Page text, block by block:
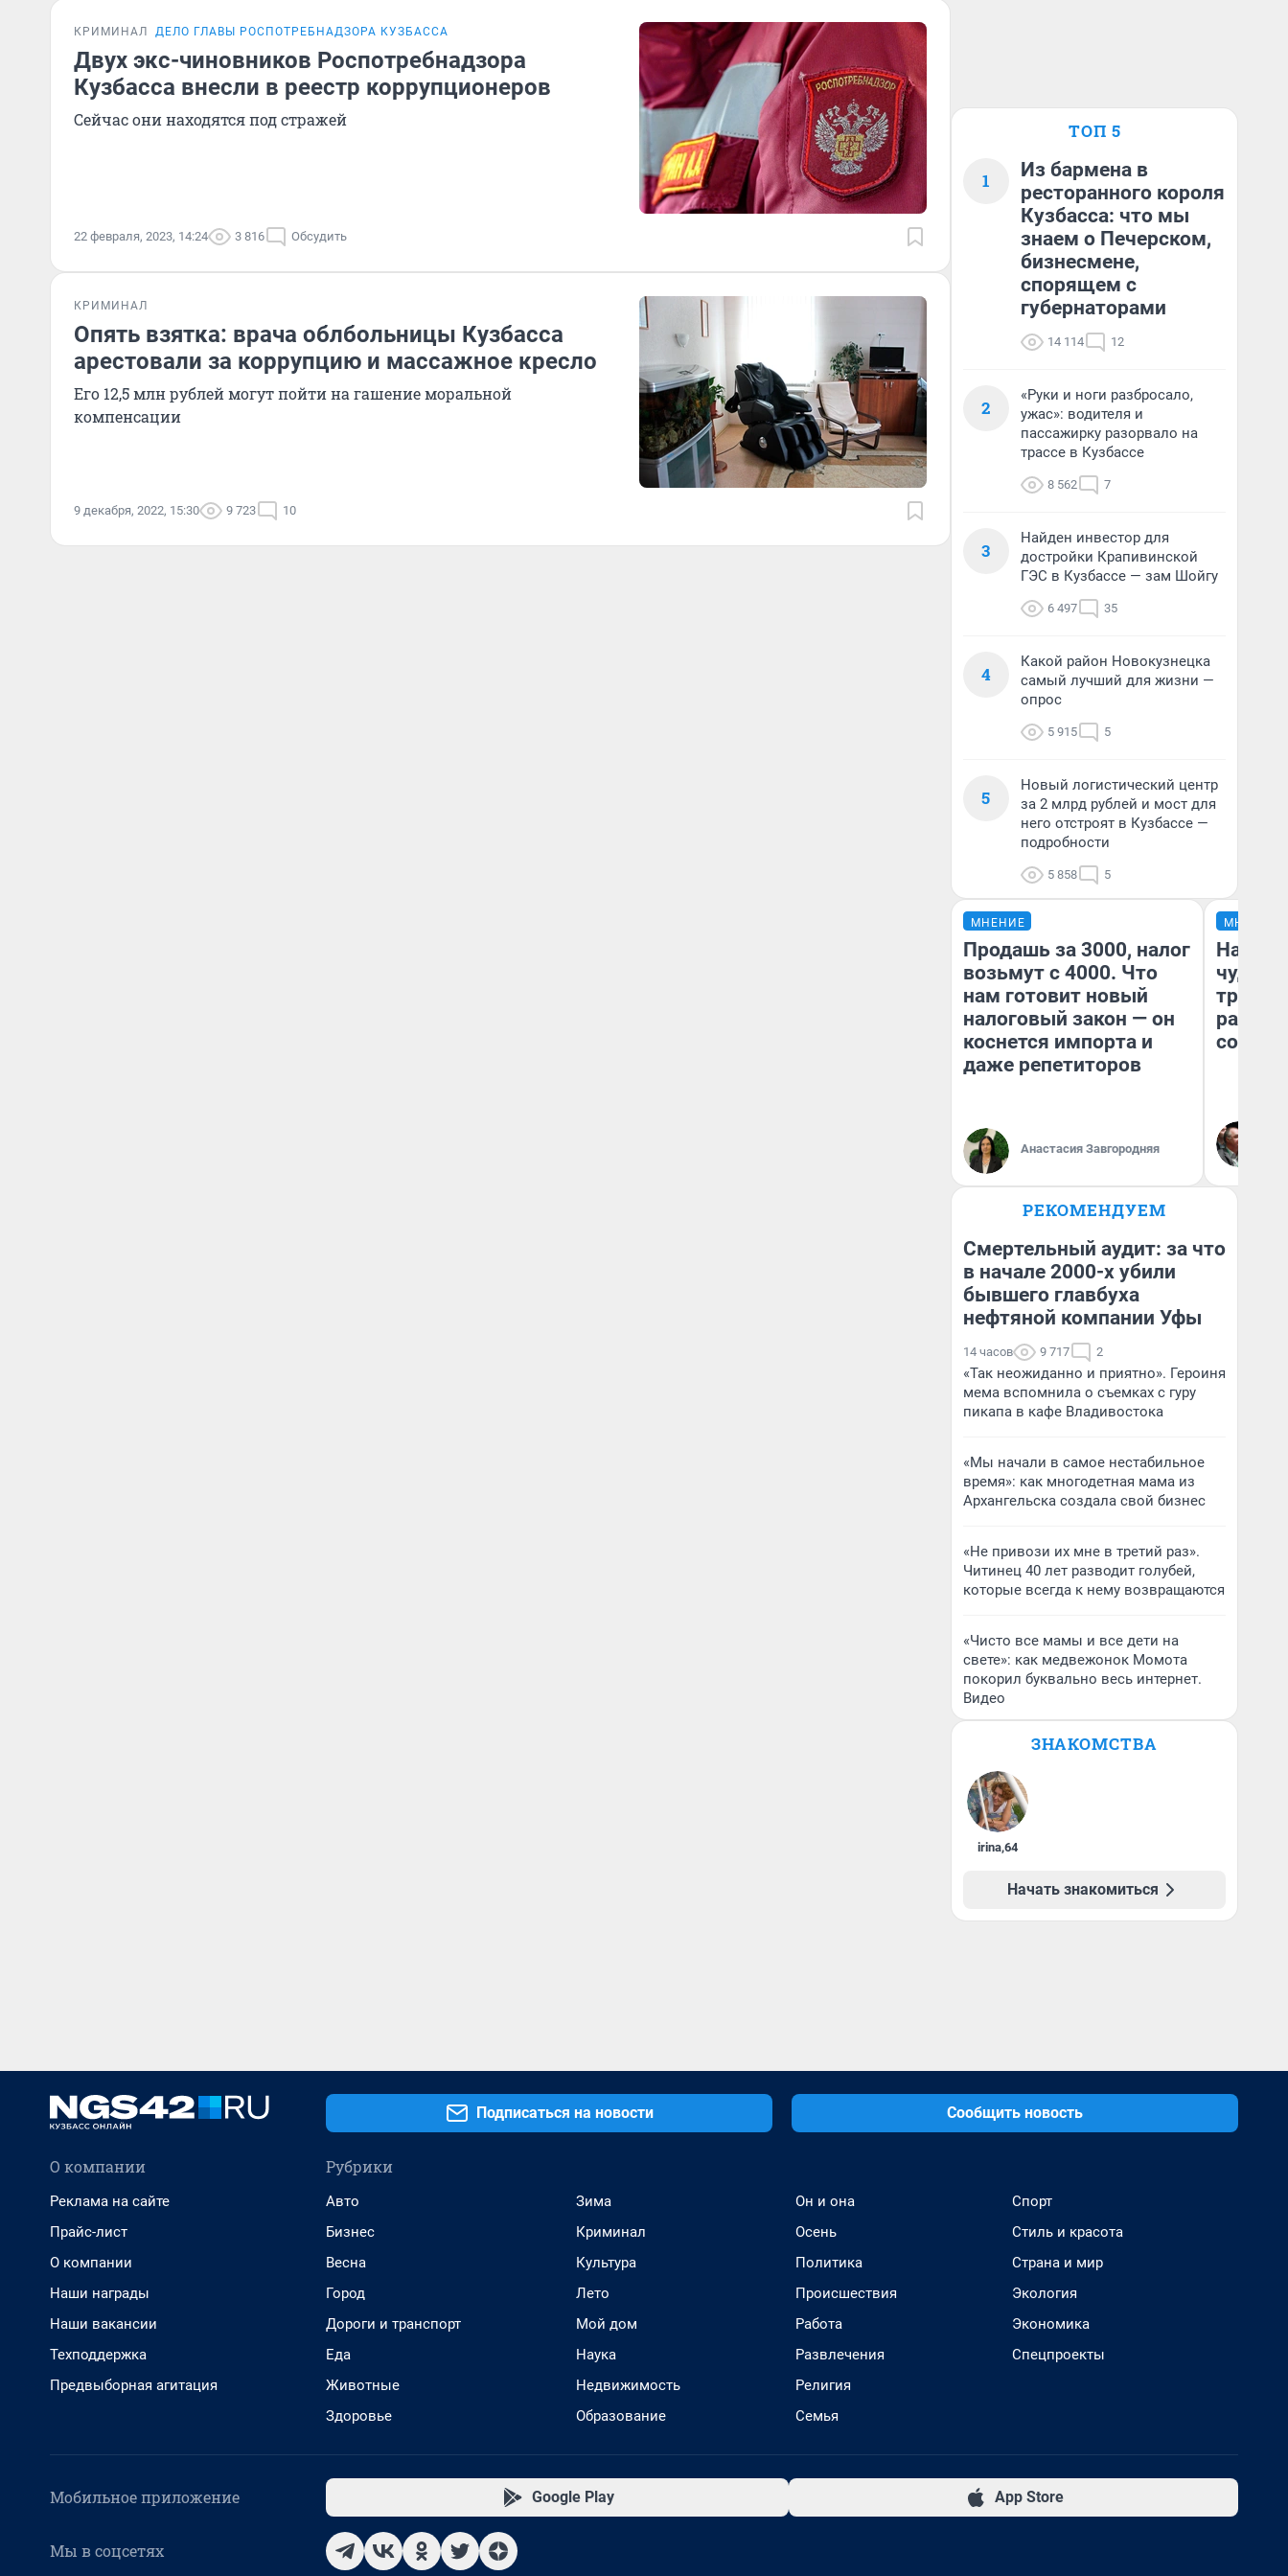
КРИМИНАЛ ДЕЛО ГЛАВЫ РОСПОТРЕБНАДЗОРА КУЗБАССА
Двух экс-чиновников Роспотребнадзора
Кузбасса внесли в реестр коррупционеров
Сейчас они находятся под стражей
22 февраля, 2023, 14:24 3 816 Обсудить
КРИМИНАЛ
Опять взятка: врача облбольницы Кузбасса
арестовали за коррупцию и массажное кресло
Его 12,5 млн рублей могут пойти на гашение моральной
компенсации
9 декабря, 2022, 15:30 9 723 10
ТОП 5
1
Из бармена в
ресторанного короля
Кузбасса: что мы
знаем о Печерском,
бизнесмене,
спорящем с
губернаторами
14 114 12
2
«Руки и ноги разбросало,
ужас»: водителя и
пассажирку разорвало на
трассе в Кузбассе
8 562 7
3
Найден инвестор для
достройки Крапивинской
ГЭС в Кузбассе — зам Шойгу
6 497 35
4
Какой район Новокузнецка
самый лучший для жизни —
опрос
5 915 5
5
Новый логистический центр
за 2 млрд рублей и мост для
него отстроят в Кузбассе —
подробности
5 858 5
МНЕНИЕ
Продашь за 3000, налог
возьмут с 4000. Что
нам готовит новый
налоговый закон — он
коснется импорта и
даже репетиторов
Анастасия Завгородняя
МНЕНИЕ
чудом
РЕКОМЕНДУЕМ
Смертельный аудит: за что
в начале 2000-х убили
бывшего главбуха
нефтяной компании Уфы
14 часов 9 717 2
«Так неожиданно и приятно». Героиня
мема вспомнила о съемках с гуру
пикапа в кафе Владивостока
«Мы начали в самое нестабильное
время»: как многодетная мама из
Архангельска создала свой бизнес
«Не привози их мне в третий раз».
Читинец 40 лет разводит голубей,
которые всегда к нему возвращаются
«Чисто все мамы и все дети на
свете»: как медвежонок Момота
покорил буквально весь интернет.
Видео
ЗНАКОМСТВА
irina,64
Начать знакомиться
Подписаться на новости Сообщить новость
О компании
Реклама на сайте
Прайс-лист
О компании
Наши награды
Наши вакансии
Техподдержка
Предвыборная агитация
Рубрики
Авто
Бизнес
Весна
Город
Дороги и транспорт
Еда
Животные
Здоровье
Зима
Криминал
Культура
Лето
Мой дом
Наука
Недвижимость
Образование
Он и она
Осень
Политика
Происшествия
Работа
Развлечения
Религия
Семья
Спорт
Стиль и красота
Страна и мир
Экология
Экономика
Спецпроекты
Мобильное приложение Google Play App Store
Мы в соцсетях